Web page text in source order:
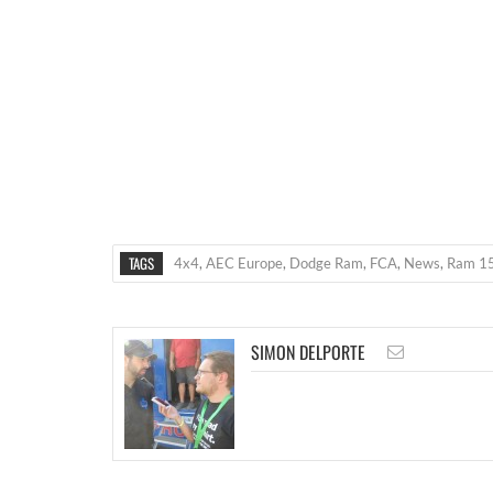
TAGS 4x4, AEC Europe, Dodge Ram, FCA, News, Ram
SIMON DELPORTE